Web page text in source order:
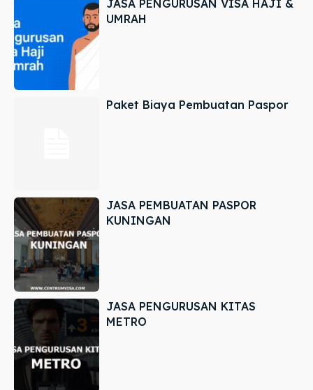
JASA PENGURUSAN VISA HAJI &
UMRAH
Paket Biaya Pembuatan Paspor
JASA PEMBUATAN PASPOR
KUNINGAN
JASA PENGURUSAN KITAS
METRO